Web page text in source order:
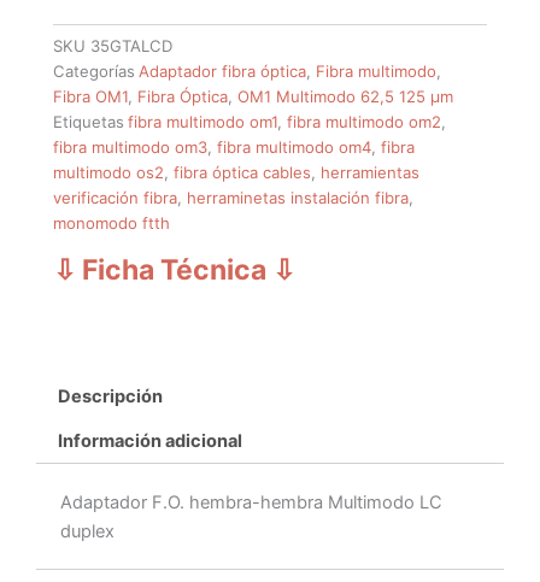
SKU 35GTALCD
Categorías Adaptador fibra óptica Fibra multimodo
Fibra OM1 Fibra Óptica ,OM1 Multimodo 62,5 125 µm
Etiquetas fibra multimodo om1 ,fibra multimodo om2
fibra multimodo om3 ,fibra multimodo om4 ,fibra
multimodo os2 ,fibra óptica cables
herramientas
verificación fibra herraminetas instalación fibra
monomodo ftth
⇩ Ficha Técnica ⇩
Descripción
Información adicional
Adaptador F.O. hembra-hembra Multimodo LC
duplex